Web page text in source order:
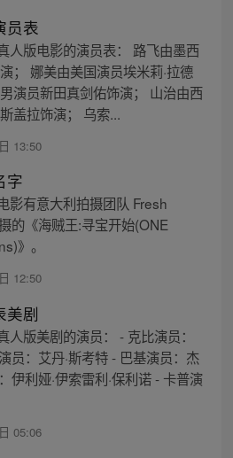
员表
人版电影的演员表： 路飞由墨西
； 娜美由美国演员埃米莉·拉德
演员新田真剑佑饰演； 山治由西
盖拉饰演； 乌索...
13:50
字
影有意大利拍摄团队 Fresh
的《海贼王:寻宝开始(ONE
》。
12:50
美剧
人版美剧的演员： - 克比演员：
员：艾丹·斯考特 - 巴基演员：杰
伊利娅·伊索雷利·保利诺 - 卡普演
05:06